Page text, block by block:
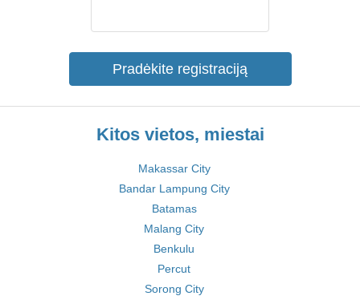
Pradėkite registraciją
Kitos vietos, miestai
Makassar City
Bandar Lampung City
Batamas
Malang City
Benkulu
Percut
Sorong City